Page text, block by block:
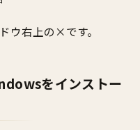
ウ右上の×です。
をインストー